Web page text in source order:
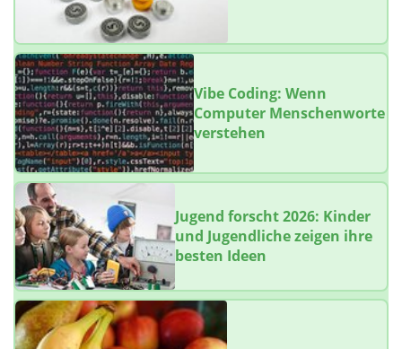
Vibe Coding: Wenn
Computer Menschenworte
verstehen
Jugend forscht 2026: Kinder
und Jugendliche zeigen ihre
besten Ideen